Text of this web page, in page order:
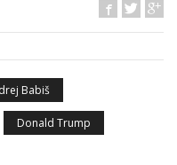
Babiš
Donald Trump